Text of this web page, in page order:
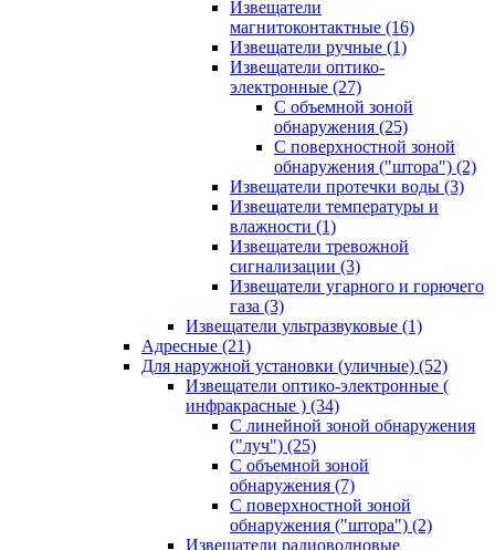
Извещатели
магнитоконтактные (16)
Извещатели ручные (1)
Извещатели оптико-
электронные (27)
С объемной зоной
обнаружения (25)
С поверхностной зоной
обнаружения ("штора") (2)
Извещатели протечки воды (3)
Извещатели температуры и
влажности (1)
Извещатели тревожной
сигнализации (3)
Извещатели угарного и горючего
газа (3)
Извещатели ультразвуковые (1)
Адресные (21)
Для наружной установки (уличные) (52)
Извещатели оптико-электронные (
инфракрасные ) (34)
С линейной зоной обнаружения
("луч") (25)
С объемной зоной
обнаружения (7)
С поверхностной зоной
обнаружения ("штора") (2)
Извещатели радиоволновые